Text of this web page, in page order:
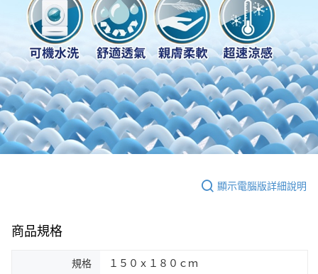
顯示電腦版詳細說明
商品規格
規格 １５０ｘ１８０ｃｍ